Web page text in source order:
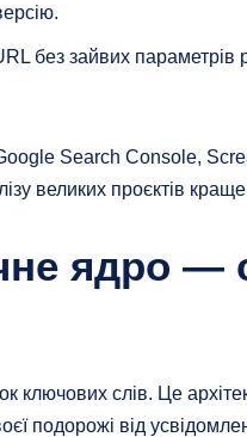
URL без зайвих
Google Search Console,
великих проєктів
ядро —
слів. Це
подорожі від